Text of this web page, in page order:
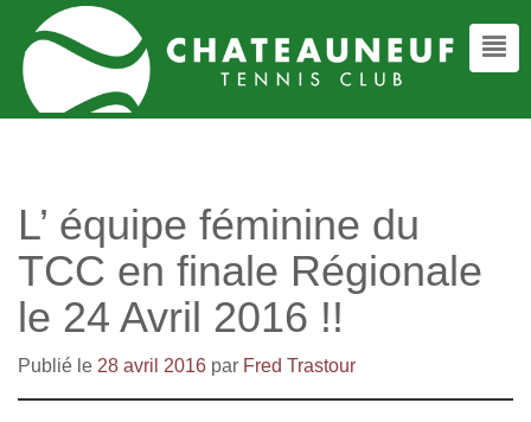
L’ équipe féminine du
TCC en finale Régionale
le 24 Avril 2016 !!
Publié le 28 avril 2016 par Fred Trastour